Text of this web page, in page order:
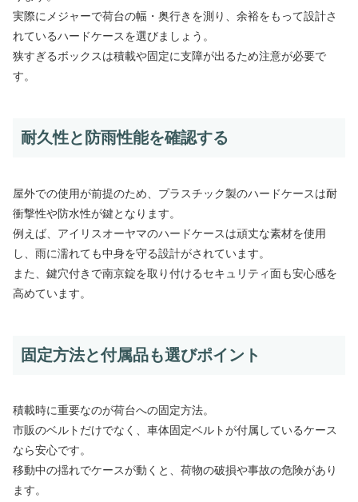
実際にメジャーで荷台の幅・奥行きを測り、余裕をもって設計さ
れているハードケースを選びましょう。
狭すぎるボックスは積載や固定に支障が出るため注意が必要で
す。
耐久性と防雨性能を確認する
屋外での使用が前提のため、プラスチック製のハードケースは耐
衝撃性や防水性が鍵となります。
例えば、アイリスオーヤマのハードケースは頑丈な素材を使用
し、雨に濡れても中身を守る設計がされています。
また、鍵穴付きで南京錠を取り付けるセキュリティ面も安心感を
高めています。
固定方法と付属品も選びポイント
積載時に重要なのが荷台への固定方法。
市販のベルトだけでなく、車体固定ベルトが付属しているケース
なら安心です。
移動中の揺れでケースが動くと、荷物の破損や事故の危険があり
ます。